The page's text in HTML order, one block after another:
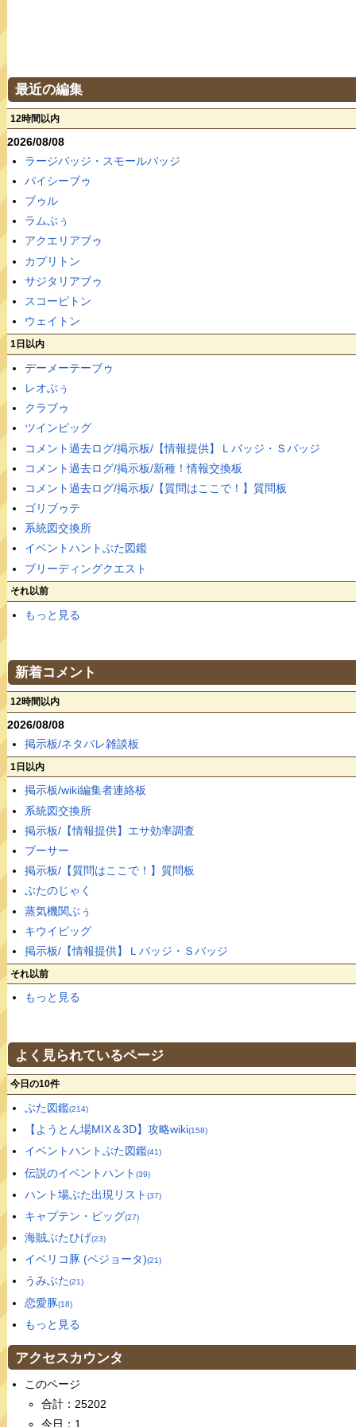
最近の編集
12時間以内
2026/08/08
ラージバッジ・スモールバッジ
パイシーブゥ
ブゥル
ラムぶぅ
アクエリアブゥ
カプリトン
サジタリアブゥ
スコーピトン
ウェイトン
1日以内
デーメーテーブゥ
レオぶぅ
クラブゥ
ツインピッグ
コメント過去ログ/掲示板/【情報提供】Ｌバッジ・Ｓバッジ
コメント過去ログ/掲示板/新種！情報交換板
コメント過去ログ/掲示板/【質問はここで！】質問板
ゴリブゥテ
系統図交換所
イベントハントぶた図鑑
ブリーディングクエスト
それ以前
もっと見る
新着コメント
12時間以内
2026/08/08
掲示板/ネタバレ雑談板
1日以内
掲示板/wiki編集者連絡板
系統図交換所
掲示板/【情報提供】エサ効率調査
ブーサー
掲示板/【質問はここで！】質問板
ぶたのじゃく
蒸気機関ぶぅ
キウイピッグ
掲示板/【情報提供】Ｌバッジ・Ｓバッジ
それ以前
もっと見る
よく見られているページ
今日の10件
ぶた図鑑(214)
【ようとん場MIX＆3D】攻略wiki(158)
イベントハントぶた図鑑(41)
伝説のイベントハント (39)
ハント場ぶた出現リスト (37)
キャプテン・ピッグ(27)
海賊ぶたひげ(23)
イベリコ豚 (ベジョータ)(21)
うみぶた(21)
恋愛豚(18)
もっと見る
アクセスカウンタ
このページ
合計：25202
今日：1